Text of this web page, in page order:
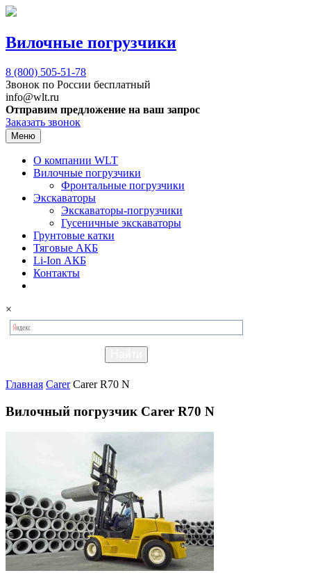
Вилочные погрузчики
8 (800) 505-51-78
Звонок по России бесплатный
info@wlt.ru
Отправим предложение на ваш запрос
Заказать звонок
Меню
О компании WLT
Вилочные погрузчики
Фронтальные погрузчики
Экскаваторы
Экскаваторы-погрузчики
Гусеничные экскаваторы
Грунтовые катки
Тяговые АКБ
Li-Ion АКБ
Контакты
×
Главная Carer Carer R70 N
Вилочный погрузчик Carer R70 N